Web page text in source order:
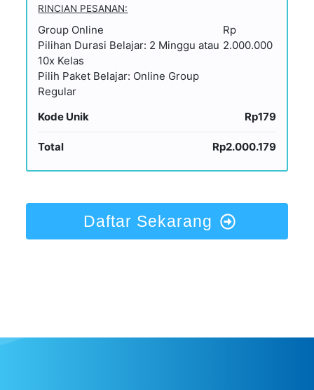
RINCIAN PESANAN:
Group Online
Pilihan Durasi Belajar: 2 Minggu atau
10x Kelas
Pilih Paket Belajar: Online Group
Regular
Rp
2.000.000
Kode Unik Rp179
Total Rp2.000.179
Daftar Sekarang